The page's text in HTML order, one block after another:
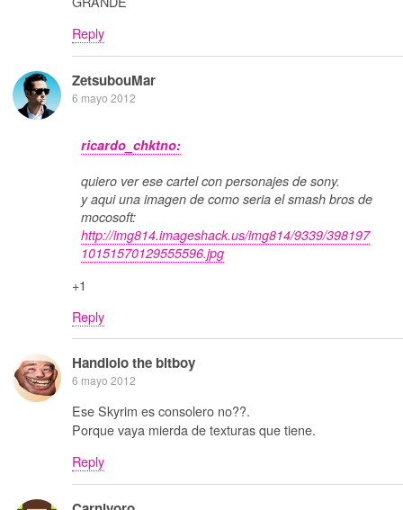
Reply
ZetsubouMar
6 mayo 2012
ricardo_chktno:
quiero ver ese cartel con personajes de sony.
y aqui una imagen de como seria el smash bros de
mocosoft:
http://img814.imageshack.us/img814/9339/398197
10151570129555596.jpg
+1
Reply
Handlolo the bitboy
6 mayo 2012
Ese Skyrim es consolero no??.
Porque vaya mierda de texturas que tiene.
Reply